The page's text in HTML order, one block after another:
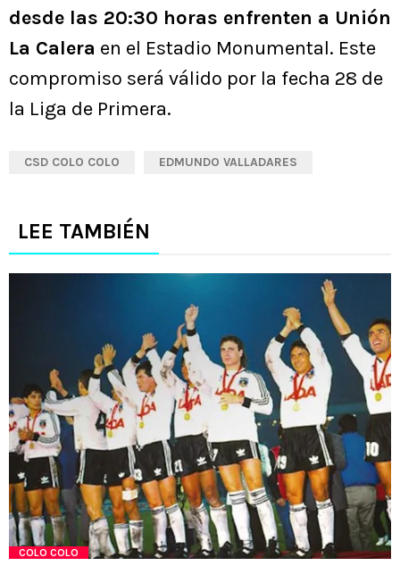
desde las 20:30 horas enfrenten a Unión
La Calera en el Estadio Monumental. Este
compromiso será válido por la fecha 28 de
la Liga de Primera.
CSD COLO COLO EDMUNDO VALLADARES
LEE TAMBIÉN
COLO COLO